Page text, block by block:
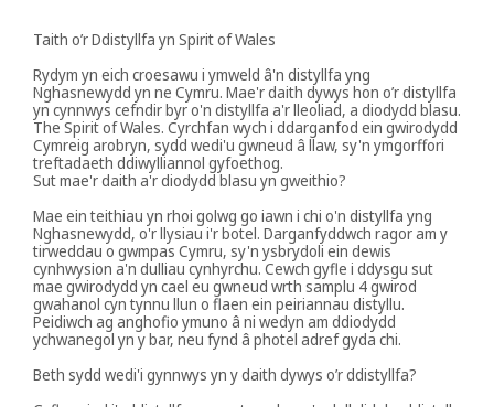
Taith o’r Ddistyllfa yn Spirit of Wales
Rydym yn eich croesawu i ymweld â'n distyllfa yng
Nghasnewydd yn ne Cymru. Mae'r daith dywys hon o’r distyllfa
yn cynnwys cefndir byr o'n distyllfa a'r lleoliad, a diodydd blasu.
The Spirit of Wales. Cyrchfan wych i ddarganfod ein gwirodydd
Cymreig arobryn, sydd wedi'u gwneud â llaw, sy'n ymgorffori
treftadaeth ddiwylliannol gyfoethog.
Sut mae'r daith a'r diodydd blasu yn gweithio?
Mae ein teithiau yn rhoi golwg go iawn i chi o'n distyllfa yng
Nghasnewydd, o'r llysiau i'r botel. Darganfyddwch ragor am y
tirweddau o gwmpas Cymru, sy'n ysbrydoli ein dewis
cynhwysion a'n dulliau cynhyrchu. Cewch gyfle i ddysgu sut
mae gwirodydd yn cael eu gwneud wrth samplu 4 gwirod
gwahanol cyn tynnu llun o flaen ein peiriannau distyllu.
Peidiwch ag anghofio ymuno â ni wedyn am ddiodydd
ychwanegol yn y bar, neu fynd â photel adref gyda chi.
Beth sydd wedi'i gynnwys yn y daith dywys o’r ddistyllfa?